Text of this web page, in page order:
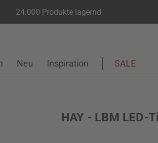
24.000 Produkte lagernd
Neu Inspiration SALE
HAY - LBM LED-